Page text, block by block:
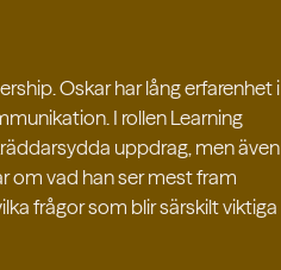
Oskar har lång erfarenhet i
I rollen Learning
uppdrag, men även
om vad han ser mest fram
frågor som blir särskilt viktiga